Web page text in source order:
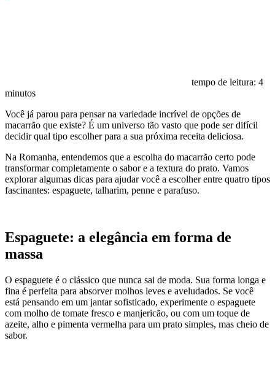
tempo de leitura: 4
minutos
Você já parou para pensar na variedade incrível de opções de
macarrão que existe? É um universo tão vasto que pode ser difícil
decidir qual tipo escolher para a sua próxima receita deliciosa.
Na Romanha, entendemos que a escolha do macarrão certo pode
transformar completamente o sabor e a textura do prato. Vamos
explorar algumas dicas para ajudar você a escolher entre quatro tipos
fascinantes: espaguete, talharim, penne e parafuso.
Espaguete: a elegância em forma de
massa
O espaguete é o clássico que nunca sai de moda. Sua forma longa e
fina é perfeita para absorver molhos leves e aveludados. Se você
está pensando em um jantar sofisticado, experimente o espaguete
com molho de tomate fresco e manjericão, ou com um toque de
azeite, alho e pimenta vermelha para um prato simples, mas cheio de
sabor.